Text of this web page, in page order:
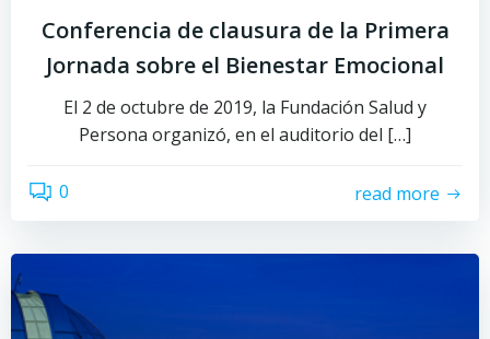
Conferencia de clausura de la Primera
Jornada sobre el Bienestar Emocional
El 2 de octubre de 2019, la Fundación Salud y
Persona organizó, en el auditorio del […]
0 read more